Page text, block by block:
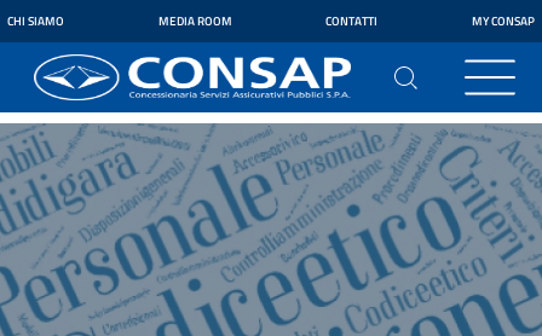
CHI SIAMO MEDIA ROOM CONTATTI MY CONSAP